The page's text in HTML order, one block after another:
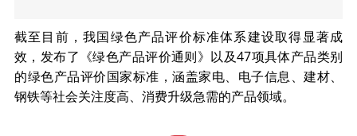
截至目前，我国绿色产品评价标准体系建设取得显著成
效，发布了《绿色产品评价通则》以及47项具体产品类别
的绿色产品评价国家标准，涵盖家电、电子信息、建材、
钢铁等社会关注度高、消费升级急需的产品领域。
贸金投融（投融资信息平台）
活动
研习社